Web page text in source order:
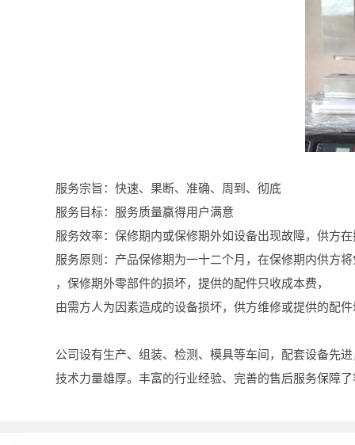
服务宗旨：快速、果断、准确、周到、彻底
服务目标：服务质量赢得用户满意
服务效率：保修期内或保修期外如设备出现故障，供方
服务原则：产品保修期为一十二个月，在保修期内供方
，保修期外零部件的损坏，提供的配件只收成本费，
由需方人为因素造成的设备损坏，供方维修或提供的配
公司设有生产、组装、检测、模具等车间，配套设备先
技术力量雄厚。丰富的行业经验、完善的售后服务保障